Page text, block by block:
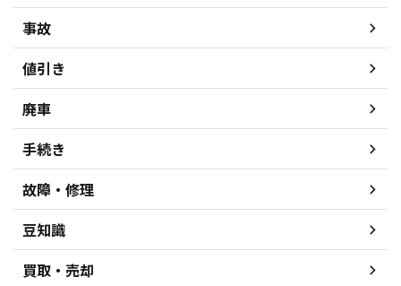
事故
値引き
廃車
手続き
故障・修理
豆知識
買取・売却